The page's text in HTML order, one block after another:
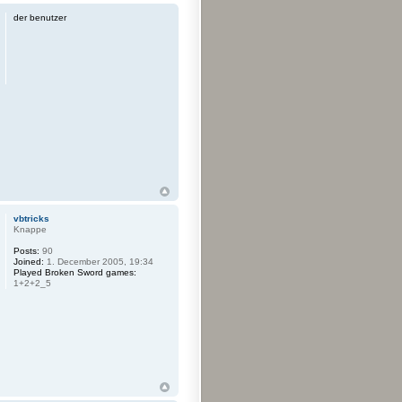
der benutzer
vbtricks
Knappe
Posts: 90
Joined: 1. December 2005, 19:34
Played Broken Sword games:
1+2+2_5